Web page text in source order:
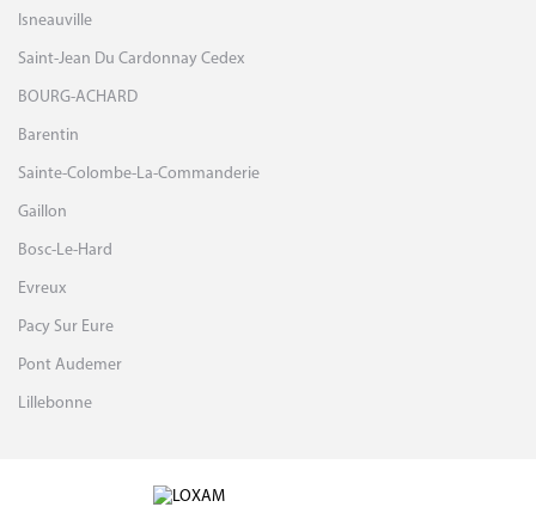
Isneauville
Saint-Jean Du Cardonnay Cedex
BOURG-ACHARD
Barentin
Sainte-Colombe-La-Commanderie
Gaillon
Bosc-Le-Hard
Evreux
Pacy Sur Eure
Pont Audemer
Lillebonne